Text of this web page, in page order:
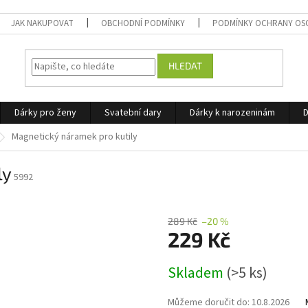
JAK NAKUPOVAT OBCHODNÍ PODMÍNKY PODMÍNKY OCHRANY
HLEDAT
Dárky pro ženy Svatební dary Dárky k narozeninám
Magnetický náramek pro kutily
5992
289 Kč –20 %
229 Kč
cena:
Skladem (>5 ks)
Můžeme doručit do: 10.8.2026